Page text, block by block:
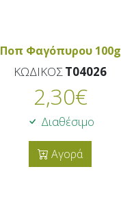
Ποπ Φαγόπυρου 100g
ΚΩΔΙΚΟΣT04026
2,30€
Διαθέσιμο
Αγορά